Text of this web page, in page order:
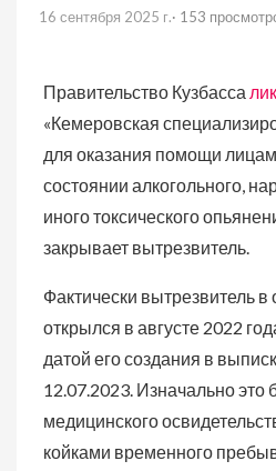
16 сентября 2025 г.· 153
Правительство Кузбасса
«Кемеровская
для оказания помощи
состоянии алкогольного,
иного токсического
закрывает вытрезвитель.
Фактически вытрезвитель
открылся в августе 2022
датой его создания в
12.07.2023. Изначально это
медицинского
койками временного